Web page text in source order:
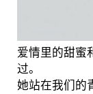
爱情里的甜蜜
过。
她站在我们的